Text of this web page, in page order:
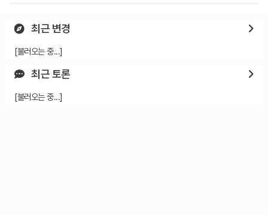
최근 변경
[불러오는 중...]
최근 토론
[불러오는 중...]